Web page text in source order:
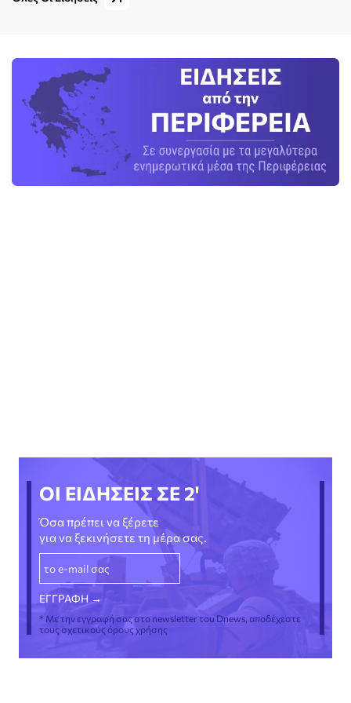
ΟΙ ΕΙΔΗΣΕΙΣ ΣΕ 2'
Όσα πρέπει να ξέρετε
για να ξεκινήσετε τη μέρα σας.
* Με την εγγραφή σας στο newsletter του Dnews, αποδέχεστε
τους σχετικούς όρους χρήσης